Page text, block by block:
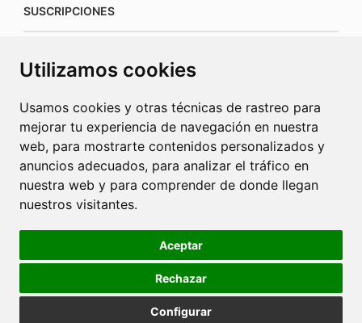
Utilizamos cookies
Usamos cookies y otras técnicas de rastreo para
mejorar tu experiencia de navegación en nuestra
web, para mostrarte contenidos personalizados y
anuncios adecuados, para analizar el tráfico en
nuestra web y para comprender de donde llegan
nuestros visitantes.
Aceptar
Rechazar
Configurar
SUSCRIPCIONES
www.connecorrevistas.com
PUBLICIDAD
Política de Cookies Política de Privacidad
Publicidad
Diseño web Barcelona